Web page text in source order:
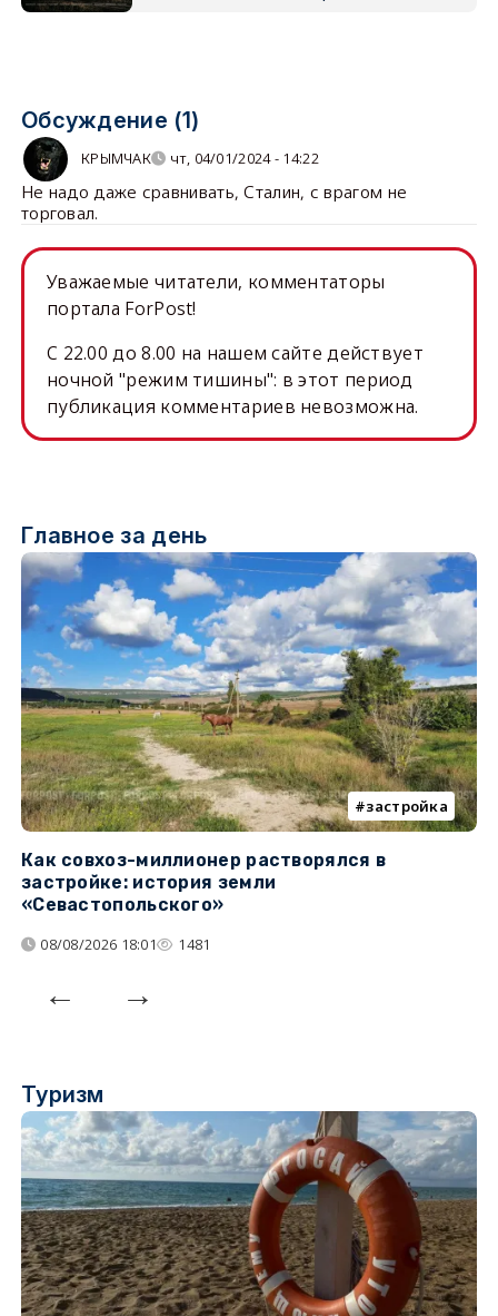
Обсуждение (1)
КРЫМЧАК чт, 04/01/2024 - 14:22
Не надо даже сравнивать, Сталин, с врагом не
торговал.
Уважаемые читатели, комментаторы
портала ForPost!
C 22.00 до 8.00 на нашем сайте действует
ночной "режим тишины": в этот период
публикация комментариев невозможна.
Главное за день
застройка
Как совхоз-миллионер растворялся в
застройке: история земли
«Севастопольского»
08/08/2026 18:01 1481
Туризм